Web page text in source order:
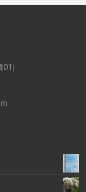
）